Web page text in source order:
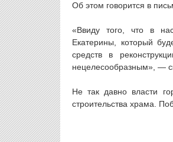
Об этом говорится в
«Ввиду того, что в
Екатерины, который
средств в
нецелесообразным», —
Не так давно власти
строительства храма.